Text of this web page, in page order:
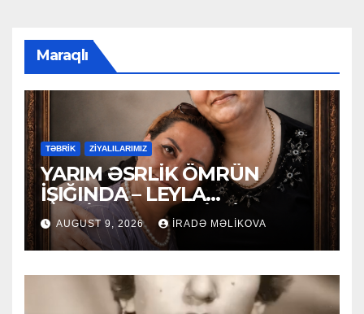
Maraqlı
TƏBRİK ZİYALILARIMIZ
YARIM ƏSRLİK ÖMRÜN
İŞIĞINDA – LEYLA
MƏCİDOVAYA 50 İLLİK
YUBİLEY TƏBRİKİ
AUGUST 9, 2026 İRADƏ MƏLIKOVA